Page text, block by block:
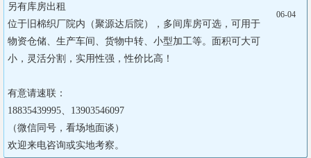
另有库房出租
位于旧棉织厂院内（聚源达后院），多间库房可选，可用于
物资仓储、生产车间、货物中转、小型加工等。面积可大可
小，灵活分割，实用性强，性价比高！
有意请速联：
18835439995、13903546097
（微信同号，看场地面谈）
欢迎来电咨询或实地考察。
06-04